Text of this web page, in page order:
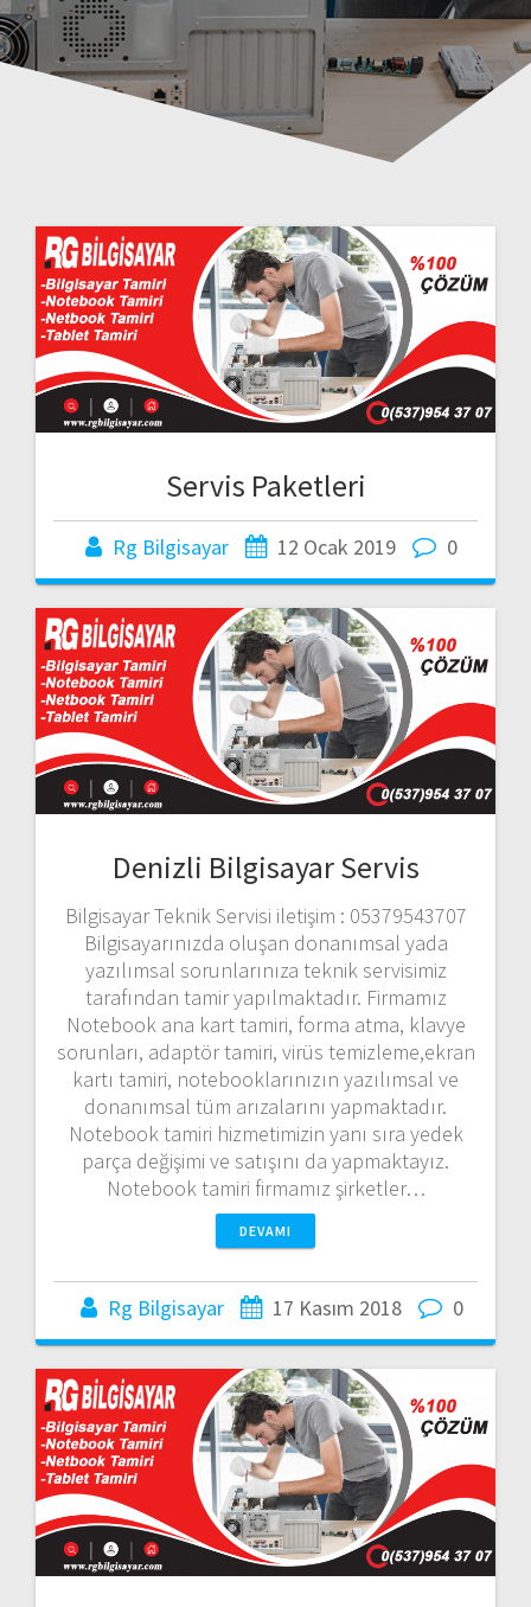
Servis Paketleri
Rg Bilgisayar 12 Ocak 2019 0
Denizli Bilgisayar Servis
Bilgisayar Teknik Servisi iletişim : 05379543707
Bilgisayarınızda oluşan donanımsal yada
yazılımsal sorunlarınıza teknik servisimiz
tarafından tamir yapılmaktadır. Firmamız
Notebook ana kart tamiri, forma atma, klavye
sorunları, adaptör tamiri, virüs temizleme,ekran
kartı tamiri, notebooklarınızın yazılımsal ve
donanımsal tüm arızalarını yapmaktadır.
Notebook tamiri hizmetimizin yanı sıra yedek
parça değişimi ve satışını da yapmaktayız.
Notebook tamiri firmamız şirketler…
DEVAMI
Rg Bilgisayar 17 Kasım 2018 0